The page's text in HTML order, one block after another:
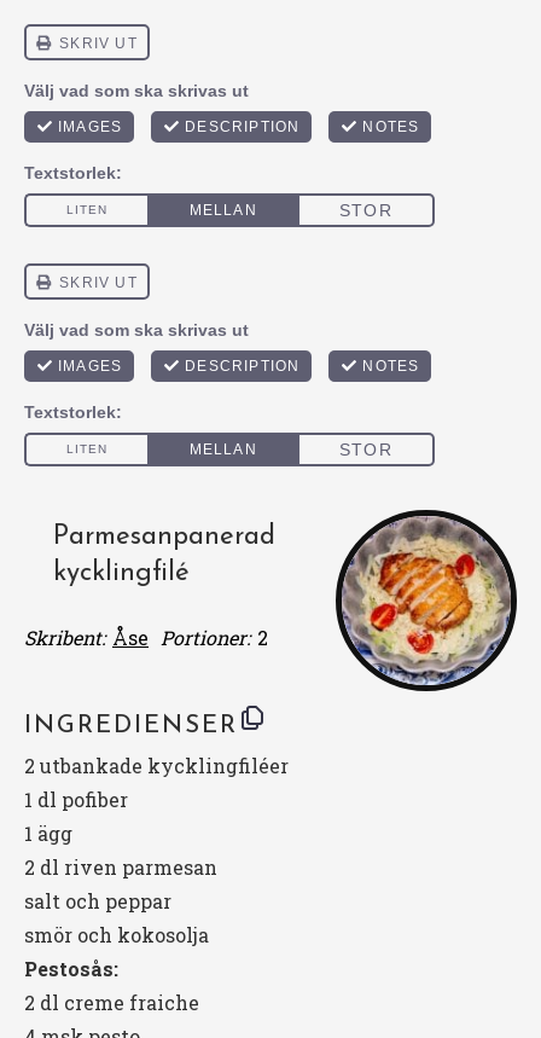
Parmesanpanerad
kycklingfilé
Skribent: Åse Portioner: 2
INGREDIENSER
2 utbankade kycklingfiléer
1 dl pofiber
1 ägg
2 dl riven parmesan
salt och peppar
smör och kokosolja
Pestosås:
2 dl creme fraiche